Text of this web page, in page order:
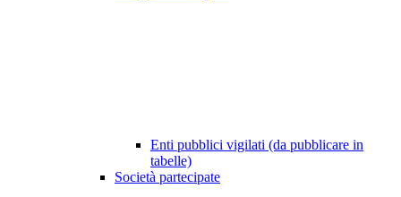
Enti pubblici vigilati (da pubblicare in
tabelle)
Società partecipate